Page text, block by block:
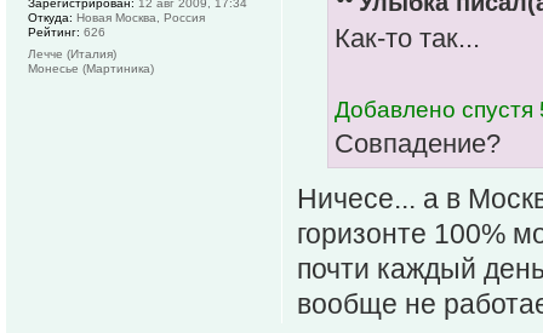
Как-то так...
Добавлено спустя
Совпадение?
Ничесе... а в
горизонте 100%
почти каждый
вообще не
Зарегистрирован: 12 авг 2009, 17:34
Откуда: Новая Москва, Россия
Рейтинг: 626
Лечче (Италия)
Монесье (Мартиника)